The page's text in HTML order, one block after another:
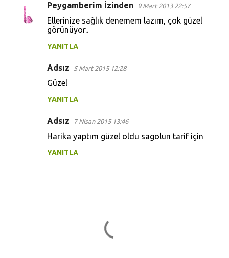
Peygamberim İzinden 9 Mart 2013 22:57
Ellerinize sağlık denemem lazım, çok güzel
görünüyor..
YANITLA
Adsız 5 Mart 2015 12:28
Güzel
YANITLA
Adsız 7 Nisan 2015 13:46
Harika yaptım güzel oldu sagolun tarif için
YANITLA